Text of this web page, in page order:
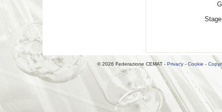
© 2026 Federazione CEMAT - Privacy- Cookie -